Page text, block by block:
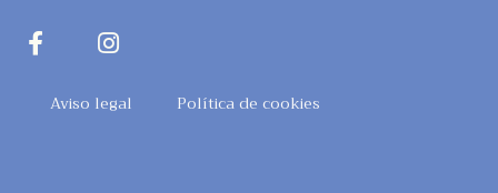
Aviso legal Política de cookies